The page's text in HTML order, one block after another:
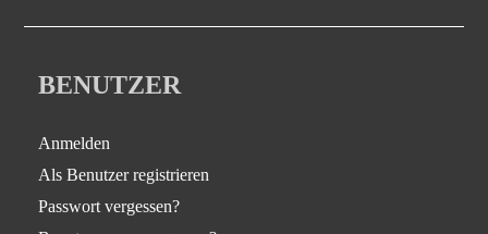
BENUTZER
Anmelden
Als Benutzer registrieren
Passwort vergessen?